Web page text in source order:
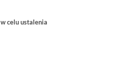
celu ustalenia